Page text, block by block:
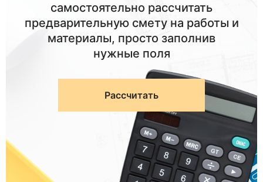
самостоятельно рассчитать
предварительную смету на работы и
материалы, просто заполнив
нужные поля
Рассчитать